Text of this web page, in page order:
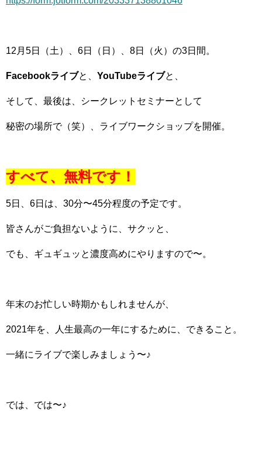
12月5日（土）、6日（日）、8日（火）の3日間。
Facebookライブと、 YouTubeライブと、
そして、最後は、シークレットセミナーとして
秘密の場所で（笑）、ライブワークショップを開催。
すべて、無料です！
5日、6日は、30分〜45分程度の予定です。
皆さんがご負担ないように、サクッと、
でも、ギュギュッと濃度高めにやりますので〜。
年末のお忙しい時期かもしれませんが、
2021年を、人生最高の一年にするために、できること。
一緒にライブで楽しみましょう〜♪
では、では〜♪